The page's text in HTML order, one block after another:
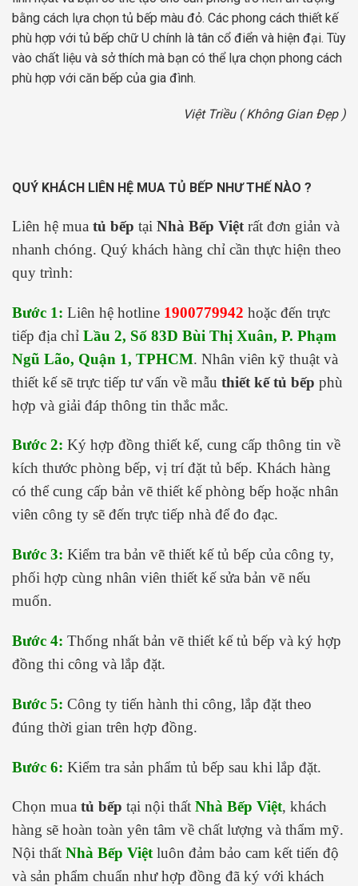
bằng cách lựa chọn tủ bếp màu đỏ. Các phong cách thiết kế
phù hợp với tủ bếp chữ U chính là tân cổ điển và hiện đại. Tùy
vào chất liệu và sở thích mà bạn có thể lựa chọn phong cách
phù hợp với căn bếp của gia đình.
Việt Triều ( Không Gian Đẹp )
QUÝ KHÁCH LIÊN HỆ MUA TỦ BẾP NHƯ THẾ NÀO ?
Liên hệ mua tủ bếp tại Nhà Bếp Việt rất đơn giản và
nhanh chóng. Quý khách hàng chỉ cần thực hiện theo
quy trình:
Bước 1: Liên hệ hotline 1900779942 hoặc đến trực
tiếp địa chỉ Lầu 2, Số 83D Bùi Thị Xuân, P. Phạm
Ngũ Lão, Quận 1, TPHCM. Nhân viên kỹ thuật và
thiết kế sẽ trực tiếp tư vấn về mẫu thiết kế tủ bếp phù
hợp và giải đáp thông tin thắc mắc.
Bước 2: Ký hợp đồng thiết kế, cung cấp thông tin về
kích thước phòng bếp, vị trí đặt tủ bếp. Khách hàng
có thể cung cấp bản vẽ thiết kế phòng bếp hoặc nhân
viên công ty sẽ đến trực tiếp nhà để đo đạc.
Bước 3: Kiểm tra bản vẽ thiết kế tủ bếp của công ty,
phối hợp cùng nhân viên thiết kế sửa bản vẽ nếu
muốn.
Bước 4: Thống nhất bản vẽ thiết kế tủ bếp và ký hợp
đồng thi công và lắp đặt.
Bước 5: Công ty tiến hành thi công, lắp đặt theo
đúng thời gian trên hợp đồng.
Bước 6: Kiểm tra sản phẩm tủ bếp sau khi lắp đặt.
Chọn mua tủ bếp tại nội thất Nhà Bếp Việt, khách
hàng sẽ hoàn toàn yên tâm về chất lượng và thẩm mỹ.
Nội thất Nhà Bếp Việtluôn đảm bảo cam kết tiến độ
và sản phẩm chuẩn như hợp đồng đã ký với khách